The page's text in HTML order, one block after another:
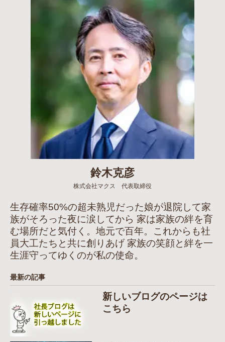
鈴木克彦
株式会社マクス 代表取締役
生存確率50%の超未熟児だった娘が退院して家
族がそろった夜に涙してから 家は家族の絆を育
む場所だと気付く。地元で百年。これからも社
員大工たちと共に創りあげ 家族の笑顔と絆を一
生涯守ってゆくのが私の使命。
最新の記事
新しいブログのページは
こちら